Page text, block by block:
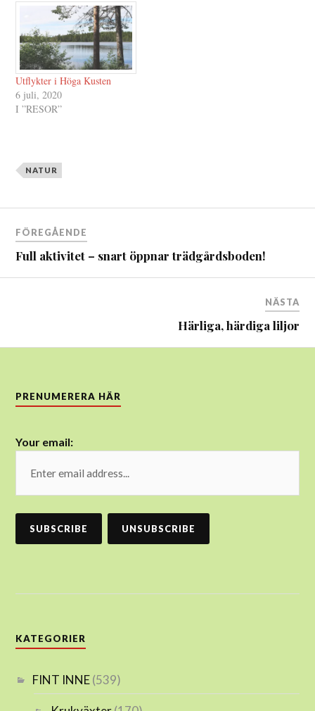
Utflykter i Höga Kusten
6 juli, 2020
I ”RESOR”
NATUR
Inläggsnavigering
FÖREGÅENDE
Full aktivitet – snart öppnar trädgårdsboden!
NÄSTA
Härliga, härdiga liljor
PRENUMERERA HÄR
Your email:
KATEGORIER
FINT INNE(539)